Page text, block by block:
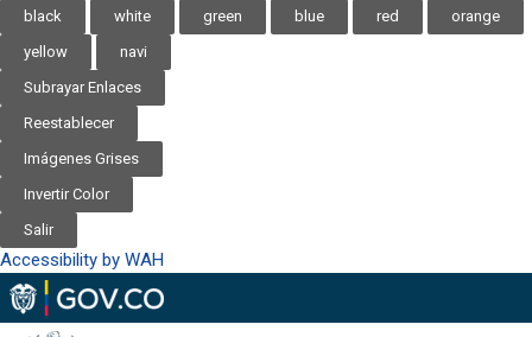
black
white green blue red
orange
yellow
navi
Subrayar Enlaces
Reestablecer
Imágenes Grises
Invertir Color
Salir
Accessibility by WAH